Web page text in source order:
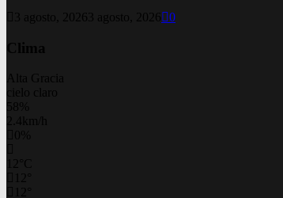
3 agosto, 2026 3 agosto, 2026 0
Clima
Alta Gracia
cielo claro
58%
2.4km/h
0%
C